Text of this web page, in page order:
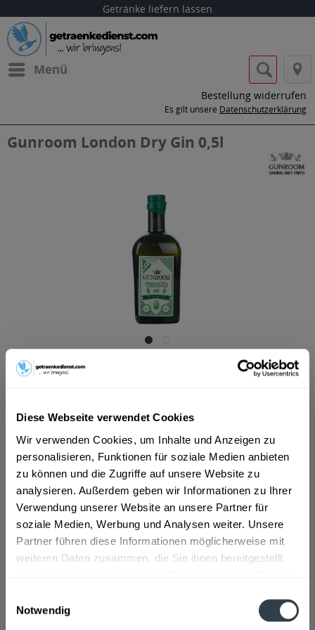
Diese Webseite verwendet Cookies
Wir verwenden Cookies, um Inhalte und Anzeigen zu
personalisieren, Funktionen für soziale Medien anbieten
zu können und die Zugriffe auf unsere Website zu
analysieren. Außerdem geben wir Informationen zu Ihrer
Verwendung unserer Website an unsere Partner für
soziale Medien, Werbung und Analysen weiter. Unsere
Partner führen diese Informationen möglicherweise mit
weiteren Daten zusammen, die Sie ihnen bereitgestellt
Notwendig
Getränke liefern lassen
Menü
Bestellung widerrufen
Es gilt unsere Datenschutzerklärung
Gunroom London Dry Gin 0,5l
ab 28,99 € *
Vorrätig
In denWarenkorb
Artikel-Nr.:
11089
Verfügbar in:
Düsseldorf , Hilden , Erkrath
Beschreibung